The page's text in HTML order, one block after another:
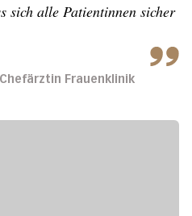
sich alle Patientinnen sicher
Frauenklinik